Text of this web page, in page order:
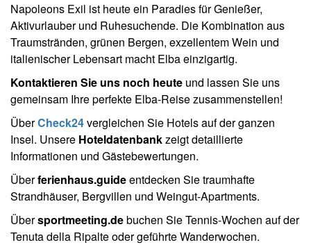
Napoleons Exil ist heute ein Paradies für Genießer,
Aktivurlauber und Ruhesuchende. Die Kombination aus
Traumstränden, grünen Bergen, exzellentem Wein und
italienischer Lebensart macht Elba einzigartig.
Kontaktieren Sie uns noch heute und lassen Sie uns
gemeinsam Ihre perfekte Elba-Reise zusammenstellen!
ÜberCheck24vergleichen Sie Hotels auf der ganzen
Insel. Unsere Hoteldatenbankzeigt detaillierte
Informationen und Gästebewertungen.
Überferienhaus.guideentdecken Sie traumhafte
Strandhäuser, Bergvillen und Weingut-Apartments.
Übersportmeeting.debuchen Sie Tennis-Wochen auf der
Tenuta della Ripalte oder geführte Wanderwochen.